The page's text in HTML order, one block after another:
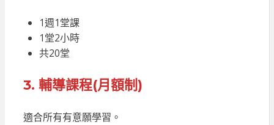
1週1堂課
1堂2小時
共20堂
3. 輔導課程(月額制)
適合所有有意願學習。